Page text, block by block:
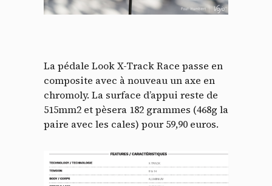
La pédale Look X-Track Race passe en
composite avec à nouveau un axe en
chromoly. La surface d’appui reste de
515mm2 et pèsera 182 grammes (468g la
paire avec les cales) pour 59,90 euros.